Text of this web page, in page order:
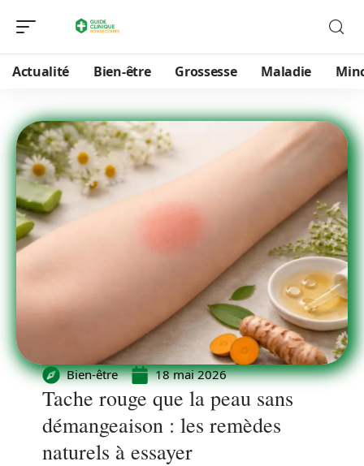
Actualité Bien-être Grossesse Maladie
Bien-être 18 mai 2026
Tache rouge que la peau sans
démangeaison : les remèdes
naturels à essayer